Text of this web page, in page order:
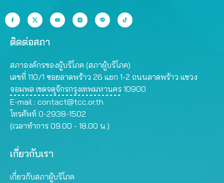
ติดต่อสภา
สภาองค์กรของผู้บริโภค (สภาผู้บริโภค)
เลขที่ 110/1 ซอยลาดพร้าว 26 แยก 1-2 ถนนลาดพร้าว แขวง
จอมพล เขตจตุจักรกรุงเทพมหานคร 10900
E-mail : contact@tcc.or.th
โทรศัพท์ 0-2938-1502
(เวลาทำการ 09.00 - 18.00 น.)
เกี่ยวกับเรา
เกี่ยวกับสภาผู้บริโภค